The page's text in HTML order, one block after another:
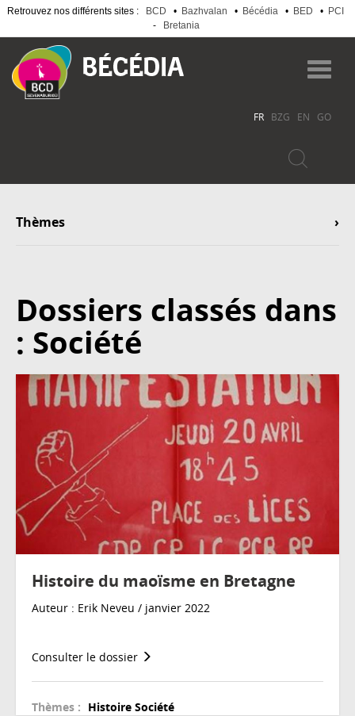
Retrouvez nos différents sites : BCD • Bazhvalan • Bécédia • BED •
PCI
-
Bretania
au
contenu
principal
FR BZG EN GO
Thèmes
Dossiers classés dans
: Société
Histoire du maoïsme en Bretagne
Auteur : Erik Neveu / janvier 2022
Consulter le dossier
Thèmes : Histoire Société